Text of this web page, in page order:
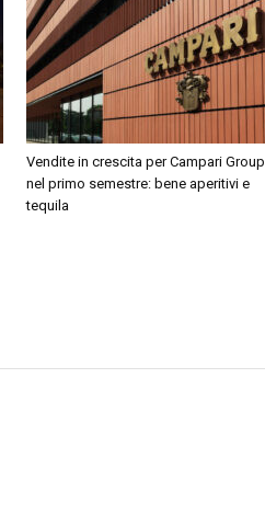
Vendite in crescita per Campari Group
nel primo semestre: bene aperitivi e
tequila